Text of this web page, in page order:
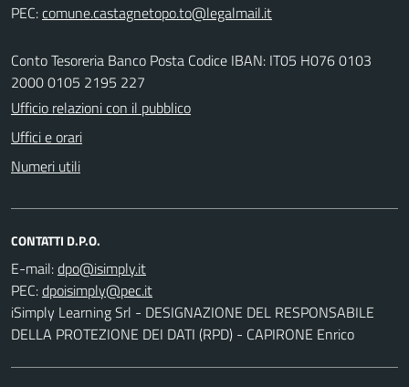
PEC:
Conto Tesoreria Banco Posta Codice IBAN: IT05 H076 0103
2000 0105 2195 227
Ufficio relazioni con il pubblico
Uffici e orari
Numeri utili
CONTATTI D.P.O.
E-mail:
PEC:
iSimply Learning Srl - DESIGNAZIONE DEL RESPONSABILE
DELLA PROTEZIONE DEI DATI (RPD) - CAPIRONE Enrico